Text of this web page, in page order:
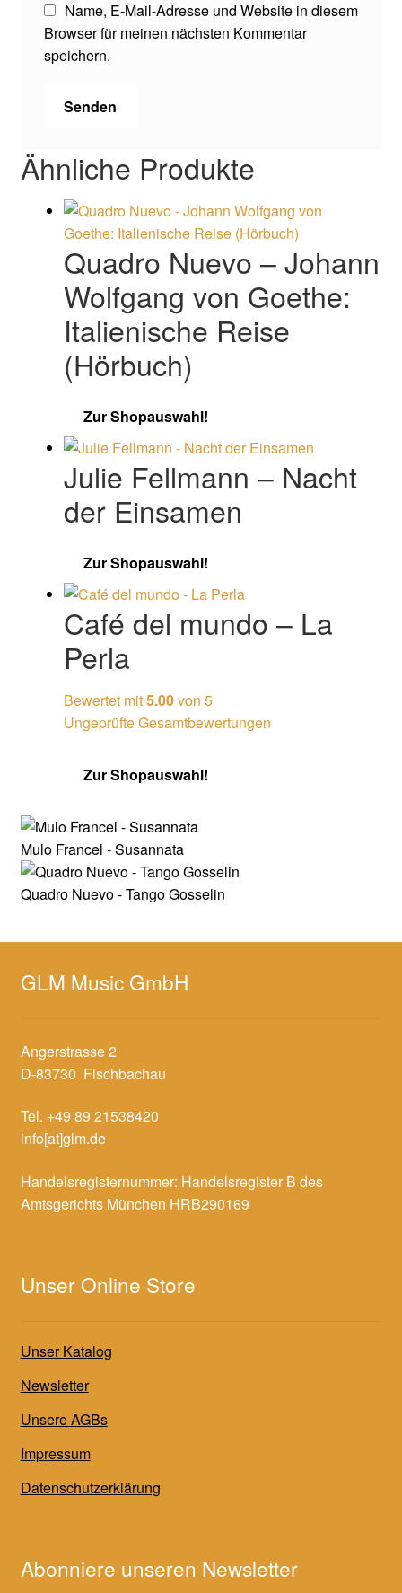
Name, E-Mail-Adresse und Website in diesem
Browser für meinen nächsten Kommentar
speichern.
Ähnliche Produkte
Quadro Nuevo – Johann
Wolfgang von Goethe:
Italienische Reise
(Hörbuch)
Zur Shopauswahl!
Julie Fellmann – Nacht
der Einsamen
Zur Shopauswahl!
Café del mundo – La
Perla
Bewertet mit5.00von 5
Ungeprüfte Gesamtbewertungen
Zur Shopauswahl!
Mulo Francel - Susannata
Quadro Nuevo - Tango Gosselin
GLM Music GmbH
Angerstrasse 2
D-83730 Fischbachau
Tel. +49 89 21538420
info[at]glm.de
Handelsregisternummer: Handelsregister B des
Amtsgerichts München HRB290169
Unser Online Store
Unser Katalog
Newsletter
Unsere AGBs
Impressum
Datenschutzerklärung
Abonniere unseren Newsletter